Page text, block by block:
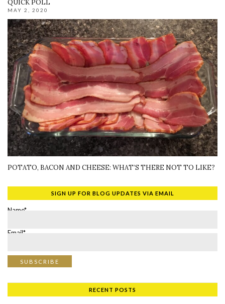
QUICK POLL
MAY 2, 2020
POTATO, BACON AND CHEESE: WHAT’S THERE NOT TO LIKE?
SIGN UP FOR BLOG UPDATES VIA EMAIL
Name*
Email*
RECENT POSTS